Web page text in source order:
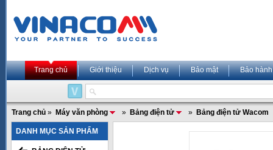
Trang chủ Giới thiệu Dịch vụ Bảo mật Bảo hành
Trang chủ » Máy văn phòng » Bảng điện tử » Bảng điện tử Wacom
DANH MỤC SẢN PHẨM